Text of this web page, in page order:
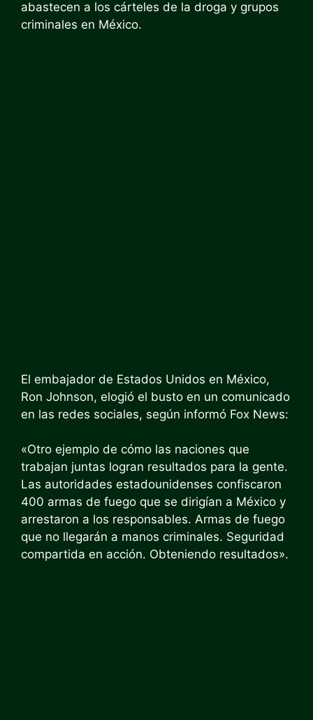
abastecen a los cárteles de la droga y grupos
criminales en México.
El embajador de Estados Unidos en México,
Ron Johnson, elogió el busto en un comunicado
en las redes sociales, según informó Fox News:
«Otro ejemplo de cómo las naciones que
trabajan juntas logran resultados para la gente.
Las autoridades estadounidenses confiscaron
400 armas de fuego que se dirigían a México y
arrestaron a los responsables. Armas de fuego
que no llegarán a manos criminales. Seguridad
compartida en acción. Obteniendo resultados».